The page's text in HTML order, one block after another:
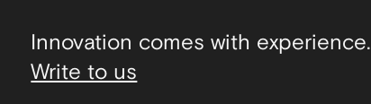
Innovation comes with experience.
Write to us